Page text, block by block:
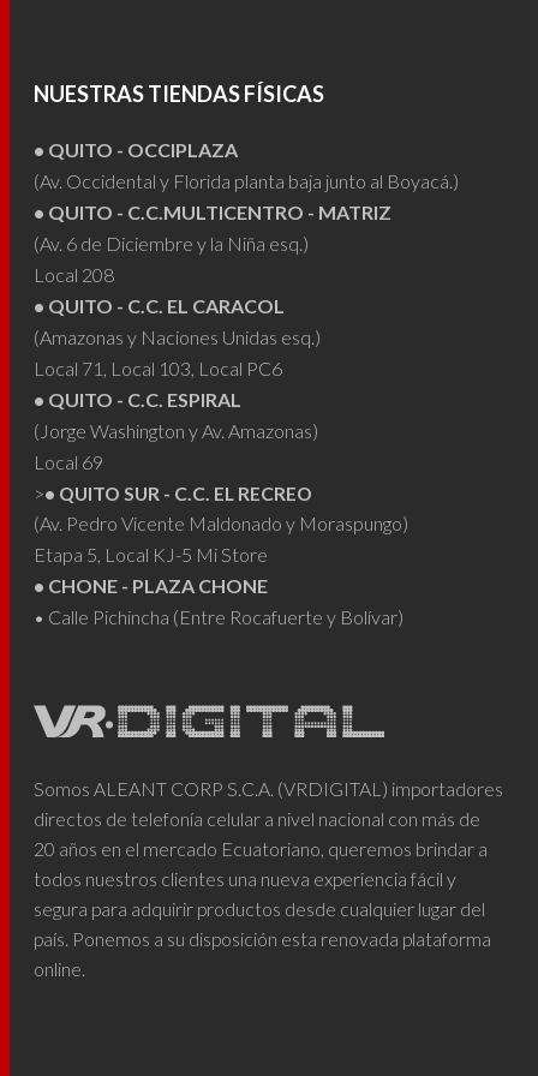
pueden
la
página
producto
NUESTRAS TIENDAS FÍSICAS
• QUITO - OCCIPLAZA
(Av. Occidental y Florida planta baja junto al Boyacá.)
• QUITO - C.C.MULTICENTRO - MATRIZ
(Av. 6 de Diciembre y la Niña esq.)
Local 208
• QUITO - C.C. EL CARACOL
(Amazonas y Naciones Unidas esq.)
Local 71, Local 103, Local PC6
• QUITO - C.C. ESPIRAL
(Jorge Washington y Av. Amazonas)
Local 69
>• QUITO SUR - C.C. EL RECREO
(Av. Pedro Vicente Maldonado y Moraspungo)
Etapa 5, Local KJ-5 Mi Store
• CHONE - PLAZA CHONE
• Calle Pichincha (Entre Rocafuerte y Bolívar)
Somos ALEANT CORP S.C.A. (VRDIGITAL) importadores
directos de telefonía celular a nivel nacional con más de
20 años en el mercado Ecuatoriano, queremos brindar a
todos nuestros clientes una nueva experiencia fácil y
segura para adquirir productos desde cualquier lugar del
país. Ponemos a su disposición esta renovada plataforma
online.